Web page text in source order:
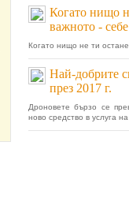
Когато нищо
важното -
Когато нищо не ти
Най-добрите
през 2017 г.
Дроновете бързо се
ново средство в услуга